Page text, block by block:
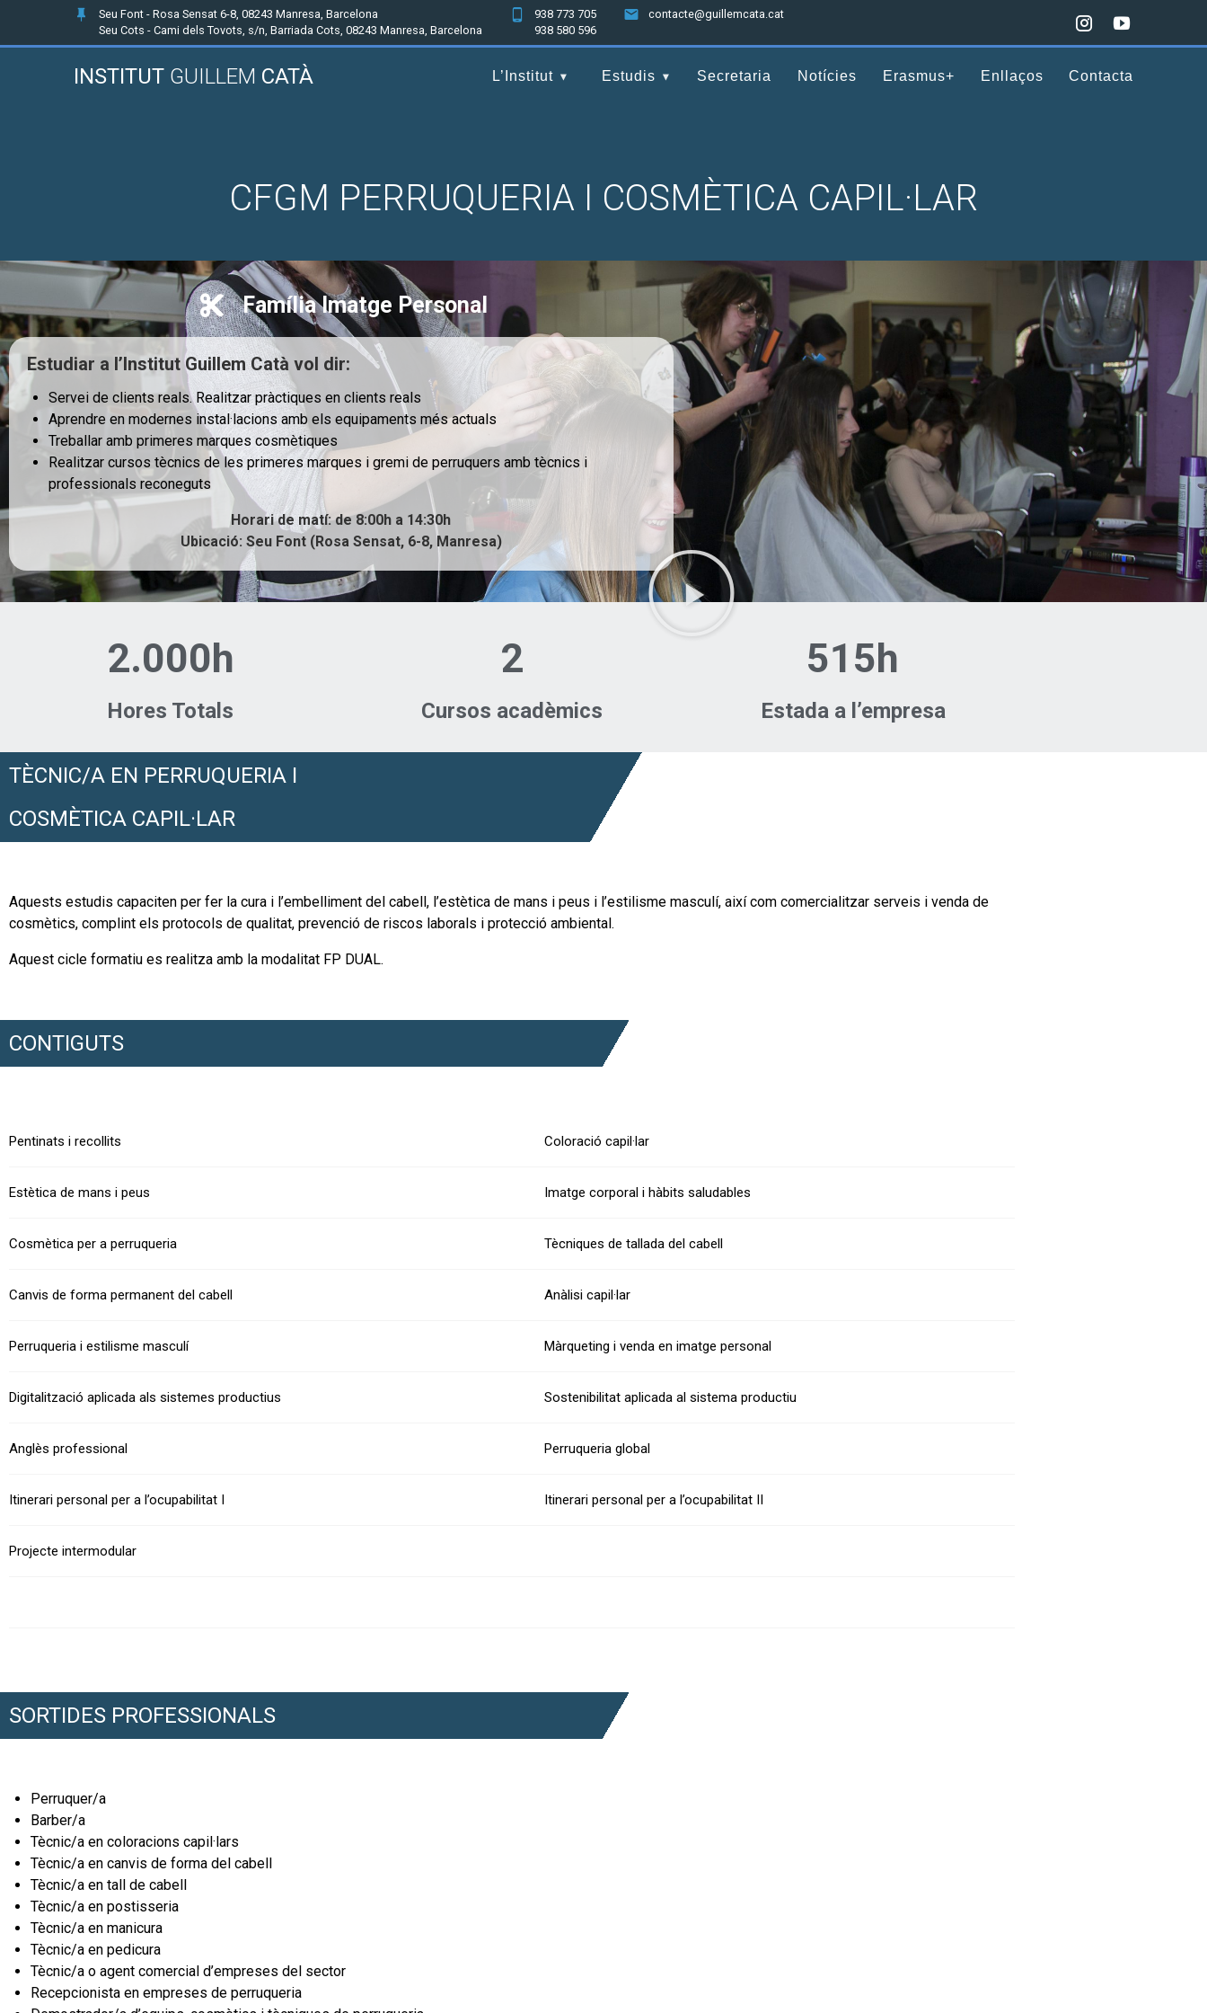
Seu Font - Rosa Sensat 6-8, 08243 Manresa, Barcelona
Seu Cots - Cami dels Tovots, s/n, Barriada Cots, 08243 Manresa, Barcelona
938 773 705
938 580 596
contacte@guillemcata.cat
INSTITUT GUILLEM CATÀ L’Institut Estudis Secretaria Notícies Erasmus+ Enllaços Contacta
CFGM PERRUQUERIA I COSMÈTICA CAPIL·LAR
Família Imatge Personal
Estudiar a l’Institut Guillem Catà vol dir:
Servei de clients reals. Realitzar pràctiques en clients reals
Aprendre en modernes instal·lacions amb els equipaments més actuals
Treballar amb primeres marques cosmètiques
Realitzar cursos tècnics de les primeres marques i gremi de perruquers amb tècnics i
professionals reconeguts
Horari de matí: de 8:00h a 14:30h
Ubicació: Seu Font (Rosa Sensat, 6-8, Manresa)
2.000h
Hores Totals
2
Cursos acadèmics
515h
Estada a l’empresa
TÈCNIC/A EN PERRUQUERIA I
COSMÈTICA CAPIL·LAR
Aquests estudis capaciten per fer la cura i l’embelliment del cabell, l’estètica de mans i peus i l’estilisme masculí, així com comercialitzar serveis i venda de
cosmètics, complint els protocols de qualitat, prevenció de riscos laborals i protecció ambiental.
Aquest cicle formatiu es realitza amb la modalitat FP DUAL.
CONTIGUTS
Pentinats i recollits Coloració capil·lar
Estètica de mans i peus Imatge corporal i hàbits saludables
Cosmètica per a perruqueria Tècniques de tallada del cabell
Canvis de forma permanent del cabell Anàlisi capil·lar
Perruqueria i estilisme masculí Màrqueting i venda en imatge personal
Digitalització aplicada als sistemes productius Sostenibilitat aplicada al sistema productiu
Anglès professional Perruqueria global
Itinerari personal per a l’ocupabilitat I Itinerari personal per a l’ocupabilitat II
Projecte intermodular
SORTIDES PROFESSIONALS
Perruquer/a
Barber/a
Tècnic/a en coloracions capil·lars
Tècnic/a en canvis de forma del cabell
Tècnic/a en tall de cabell
Tècnic/a en postisseria
Tècnic/a en manicura
Tècnic/a en pedicura
Tècnic/a o agent comercial d’empreses del sector
Recepcionista en empreses de perruqueria